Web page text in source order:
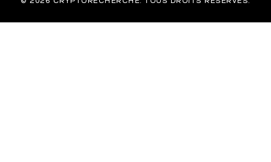
© 2026 CRYPTORECHERCHE. TOUS DROITS RÉSERVÉS.